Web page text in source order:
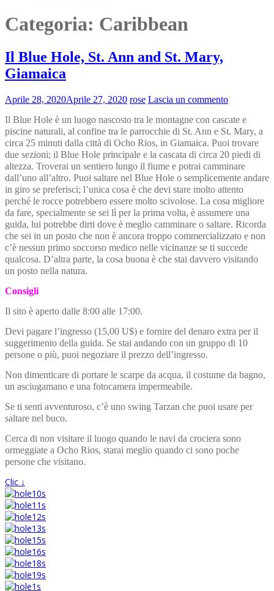
Categoria: Caribbean
Il Blue Hole, St. Ann and St. Mary,
Giamaica
Aprile 28, 2020Aprile 27, 2020 rose Lascia un commento
Il Blue Hole è un luogo nascosto tra le montagne con cascate e
piscine naturali, al confine tra le parrocchie di St. Ann e St. Mary, a
circa 25 minuti dalla città di Ocho Rios, in Giamaica. Puoi trovare
due sezioni; il Blue Hole principale e la cascata di circa 20 piedi di
altezza. Troverai un sentiero lungo il fiume e potrai camminare
dall’uno all’altro. Puoi saltare nel Blue Hole o semplicemente andare
in giro se preferisci; l’unica cosa è che devi stare molto attento
perché le rocce potrebbero essere molto scivolose. La cosa migliore
da fare, specialmente se sei lì per la prima volta, è assumere una
guida, lui potrebbe dirti dove è meglio camminare o saltare. Ricorda
che sei in un posto che non è ancora troppo commercializzato e non
c’è nessun primo soccorso medico nelle vicinanze se ti succede
qualcosa. D’altra parte, la cosa buona è che stai davvero visitando
un posto nella natura.
Consigli
Il sito è aperto dalle 8:00 alle 17:00.
Devi pagare l’ingresso (15,00 U$) e fornire del denaro extra per il
suggerimento della guida. Se stai andando con un gruppo di 10
persone o più, puoi negoziare il prezzo dell’ingresso.
Non dimenticare di portare le scarpe da acqua, il costume da bagno,
un asciugamano e una fotocamera impermeabile.
Se ti senti avventuroso, c’è uno swing Tarzan che puoi usare per
saltare nel buco.
Cerca di non visitare il luogo quando le navi da crociera sono
ormeggiate a Ocho Rios, starai meglio quando ci sono poche
persone che visitano.
Clic ↓